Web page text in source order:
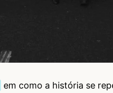
em como a história se